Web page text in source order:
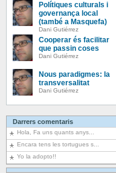
Polítiques culturals i
governança local
(també a Masquefa)
Dani Gutiérrez
Cooperar és facilitar
que passin coses
Dani Gutiérrez
Nous paradigmes: la
transversalitat
Dani Gutiérrez
Darrers comentaris
Hola, Fa uns quants anys...
Encara tens les tortugues s...
Yo la adopto!!